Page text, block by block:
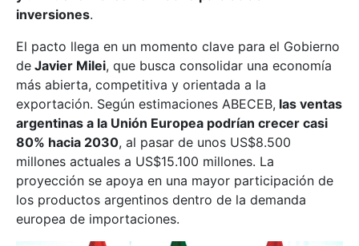
inversiones.
El pacto llega en un momento clave para el Gobierno
de Javier Milei, que busca consolidar una economía
más abierta, competitiva y orientada a la
exportación. Según estimaciones ABECEB, las ventas
argentinas a la Unión Europea podrían crecer casi
80% hacia 2030, al pasar de unos US$8.500
millones actuales a US$15.100 millones. La
proyección se apoya en una mayor participación de
los productos argentinos dentro de la demanda
europea de importaciones.